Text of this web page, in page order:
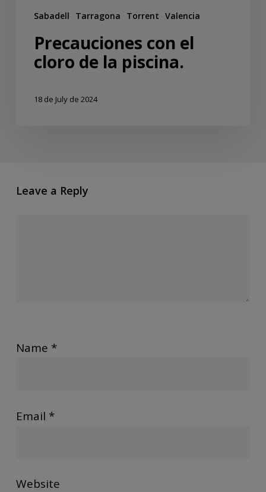
Sabadell
Tarragona Torrent Valencia
Precauciones con el
cloro de la piscina.
18 de July de 2024
Leave a Reply
Name *
Email *
Website